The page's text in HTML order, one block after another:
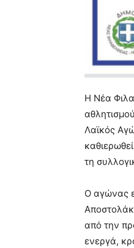
Η Νέα
Λαϊκός
τη
Ο αγώνας
από την
ενεργά,